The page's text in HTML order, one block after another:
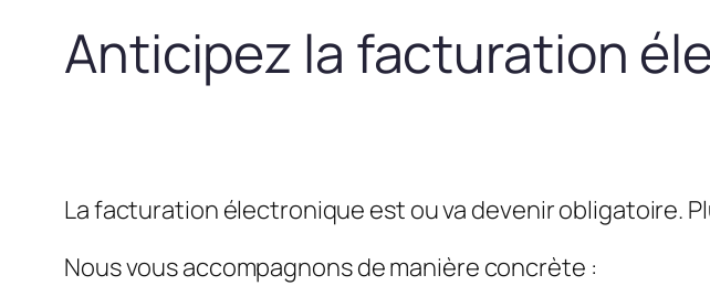
Anticipez la facturation
La facturation électronique est ou va devenir obligatoire.
Nous vous accompagnons de manière concrète :